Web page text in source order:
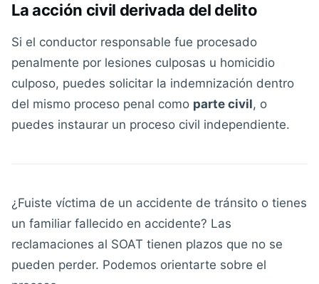
La acción civil derivada del delito
Si el conductor responsable fue procesado
penalmente por lesiones culposas u homicidio
culposo, puedes solicitar la indemnización dentro
del mismo proceso penal como parte civil, o
puedes instaurar un proceso civil independiente.
¿Fuiste víctima de un accidente de tránsito o tienes
un familiar fallecido en accidente? Las
reclamaciones al SOAT tienen plazos que no se
pueden perder. Podemos orientarte sobre el